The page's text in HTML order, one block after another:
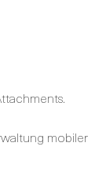
mobiler